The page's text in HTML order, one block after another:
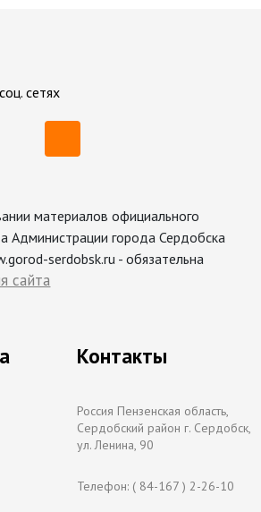
сетях
материалов официального
Администрации города Сердобска
serdobsk.ru - обязательна
сайта
Контакты
Россия Пензенская область,
Сердобский район г. Сердобск,
ул. Ленина, 90
Телефон: ( 84-167 ) 2-26-10